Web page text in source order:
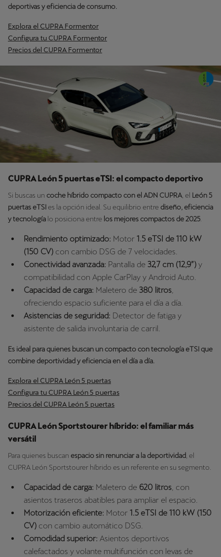
deportivas y eficiencia de consumo.
Explora el CUPRA Formentor
Configura tu CUPRA Formentor
Precios del CUPRA Formentor
CUPRA León 5 puertas eTSI: el compacto deportivo
Si buscas un coche híbrido compacto con el ADN CUPRA , el León 5
puertas eTSI es la opción ideal. Su equilibrio entre diseño, eficiencia
y tecnología lo posiciona entre los mejores compactos de 2025
Rendimiento optimizado: Motor 1.5 eTSI de 110 kW
(150 CV) con cambio DSG de 7 velocidades.
Conectividad avanzada: Pantalla de 32,7 cm (12,9”) y
compatibilidad con Apple CarPlay y Android Auto.
Capacidad de carga: Maletero de 380 litros,
ofreciendo espacio suficiente para el día a día.
Asistencias de seguridad: Detector de fatiga y
asistente de salida involuntaria de carril.
Es ideal para quienes buscan un compacto con tecnología eTSI que
combine deportividad y eficiencia en el día a día.
Explora el CUPRA León 5 puertas
Configura tu CUPRA León 5 puertas
Precios del CUPRA León 5 puertas
CUPRA León Sportstourer híbrido: el familiar más
versátil
Para quienes buscan espacio sin renunciar a la deportividad , el
CUPRA León Sportstourer híbrido es un referente en su segmento.
Capacidad de carga: Maletero de 620 litros, con
asientos traseros abatibles para ampliar el espacio.
Motorización eficiente: Motor 1.5 eTSI de 110 kW (150
CV) con cambio automático DSG.
Comodidad superior: Asientos deportivos
calefactados y volante multifunción con levas de